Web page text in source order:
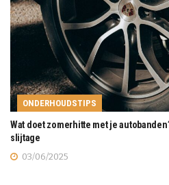
ONDERHOUDSTIPS
Wat doet zomerhitte met je
slijtage
03/06/2025